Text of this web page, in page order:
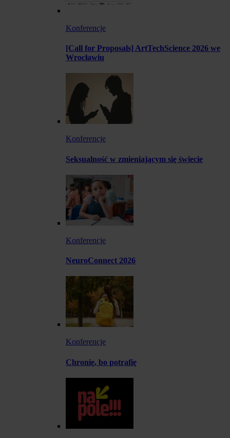
Konferencje
[Call for Proposals] ArtTechScience 2026 we
Wrocławiu
Konferencje
Seksualność w zmieniającym się świecie
Konferencje
NeuroConnect 2026
Konferencje
Chronię, bo potrafię